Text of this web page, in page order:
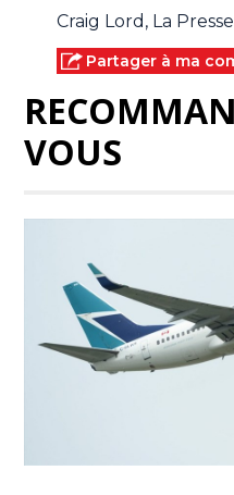
Craig Lord, La
Partager à ma
VOUS